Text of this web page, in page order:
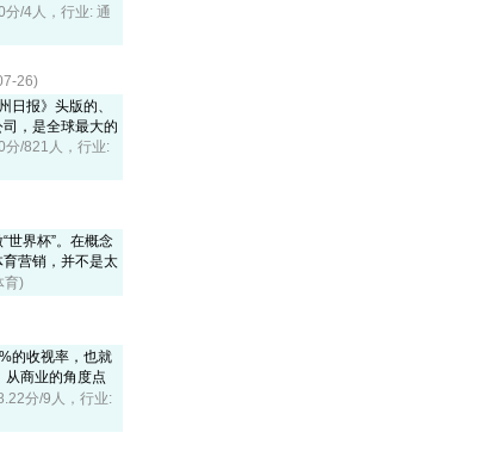
/4人，行业: 通
26)
日报》头版的、
，是全球最大的
分/821人，行业:
世界杯”。在概念
营销，并不是太
育)
的收视率，也就
从商业的角度点
分/9人，行业: